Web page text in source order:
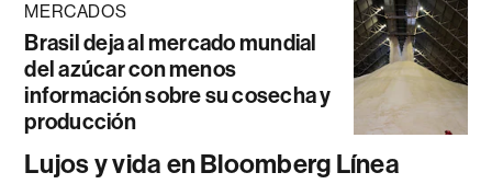
MERCADOS
Brasil deja al mercado mundial
del azúcar con menos
información sobre su cosecha y
producción
Lujos y vida en Bloomberg Línea